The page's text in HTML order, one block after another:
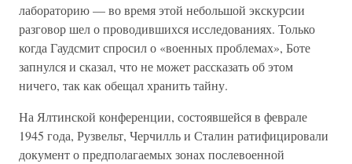
лабораторию — во время этой небольшой экскурсии
разговор шел о проводившихся исследованиях. Только
когда Гаудсмит спросил о «военных проблемах», Боте
запнулся и сказал, что не может рассказать об этом
ничего, так как обещал хранить тайну.
На Ялтинской конференции, состоявшейся в феврале
1945 года, Рузвельт, Черчилль и Сталин ратифицировали
документ о предполагаемых зонах послевоенной